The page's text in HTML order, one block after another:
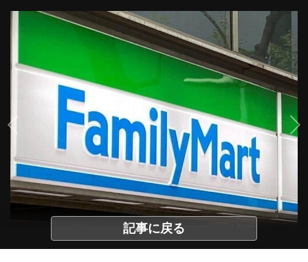
記事に戻る